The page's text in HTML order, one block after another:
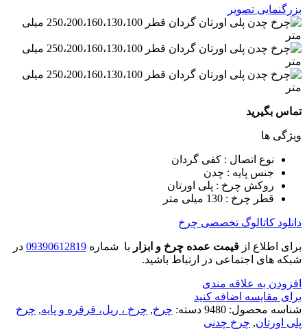
بزرگنمایی تصویر
تماس بگیرید
ویژگی ها
نوع اتصال : کفی گردان
جنس پایه : چدن
روکش چرخ : پلی اورتان
قطر چرخ : 130 میلی متر
دانلود کاتالوگ تخصصی چرخ
برای اطلاع از قیمت عمده چرخ و ابزار با شماره 09390612819 در
شبکه های اجتماعی در ارتباط باشید.
افزودن به علاقه مندی
برای مقایسه اضافه کنید
شناسه محصول: 9480 دسته: چرخ, چرخ ، ریل، قرقره و پایه, چرخ
پلی اورتان, چرخ چدنی